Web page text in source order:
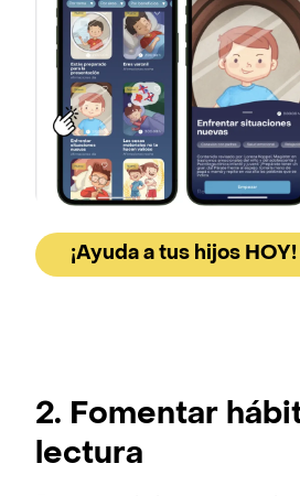
¡Ayuda a tus hijos HOY!
2. Fomentar
lectura